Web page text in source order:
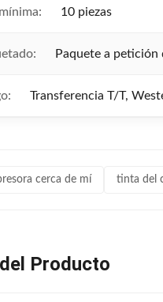
10 piezas
Paquete a petición
Transferencia T/T,
cerca de mí tinta del
Producto